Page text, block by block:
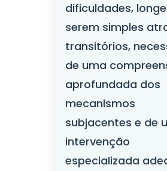
dificuldades,
serem simples
transitórios,
de uma
aprofundada dos
mecanismos
subjacentes e de
intervenção
especializada